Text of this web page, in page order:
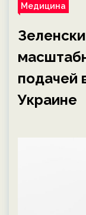
Медицина
подачей
Украине